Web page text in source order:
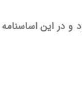
در این اساسنامه